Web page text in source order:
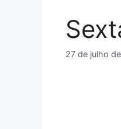
27 de julho